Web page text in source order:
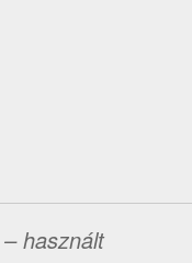
– használt